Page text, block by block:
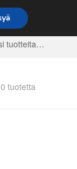
0 tuotetta